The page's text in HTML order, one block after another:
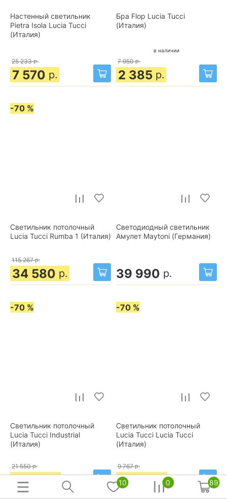
Настенный светильник
Pietra Isola Lucia Tucci
(Италия)
25 233 р.
7 570 р.
Бра Flop Lucia Tucci
(Италия)
в наличии
7 950 р.
2 385 р.
-70 %
Светильник потолочный
Lucia Tucci Rumba 1 (Италия)
115 267 р.
34 580 р.
Светодиодный светильник
Амулет Maytoni (Германия)
39 990 р.
-70 %
Светильник потолочный
Lucia Tucci Industrial
(Италия)
21 550 р.
6 465
-70 %
Светильник потолочный
Lucia Tucci Lucia Tucci
(Италия)
9 767 р.
2 930 р.
10 0 89